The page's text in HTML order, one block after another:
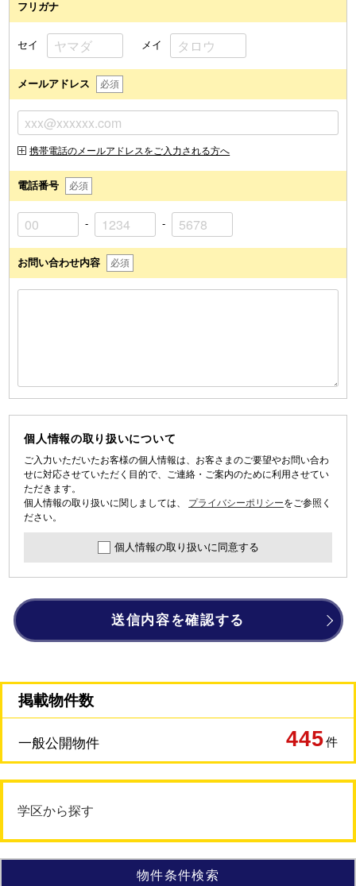
フリガナ
セイ メイ
メールアドレス 必須
携帯電話のメールアドレスをご入力される方へ
電話番号 必須
- -
お問い合わせ内容 必須
個人情報の取り扱いについて
ご入力いただいたお客様の個人情報は、お客さまのご要望やお問い合わ
せに対応させていただく目的で、ご連絡・ご案内のために利用させてい
ただきます。
個人情報の取り扱いに関しましては、 プライバシーポリシーをご参照く
ださい。
個人情報の取り扱いに同意する
送信内容を確認する
掲載物件数
一般公開物件 445件
学区から探す
物件条件検索